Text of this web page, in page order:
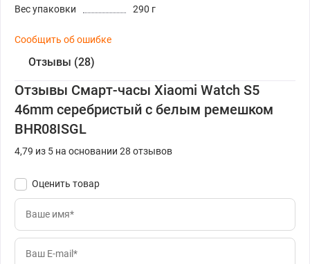
Вес упаковки
290 г
Сообщить об ошибке
Отзывы (28)
Отзывы Смарт-часы Xiaomi Watch S5
46mm серебристый с белым ремешком
BHR08ISGL
4,79 из 5 на основании 28 отзывов
Оценить товар